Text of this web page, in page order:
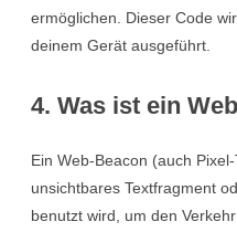
ermöglichen. Dieser Code
deinem Gerät ausgeführt.
4. Was ist ein
Ein Web-Beacon (auch
unsichtbares Textfragment
benutzt wird, um den